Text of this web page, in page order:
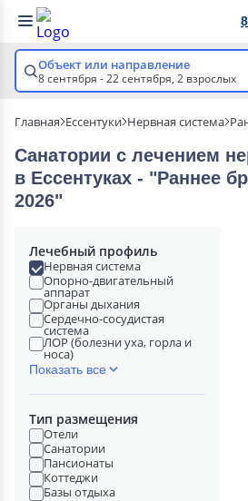
Объект или направление
8 сентября - 22 сентября, 2 взрослых
Главная Ессентуки Нервная система
Санатории с лечением
в Ессентуках - "Раннее
2026"
Лечебный профиль
Нервная система
Опорно-двигательный
аппарат
Органы дыхания
Сердечно-сосудистая
система
ЛОР (болезни уха, горла и
носа)
Показать все
Тип размещения
Отели
Санатории
Пансионаты
Коттеджи
Базы отдыха